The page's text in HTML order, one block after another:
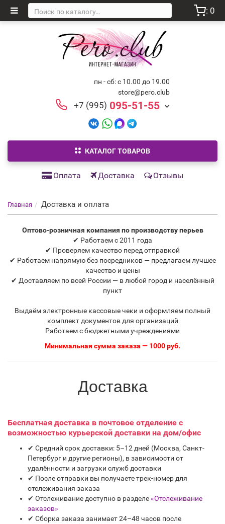
: 0
пн - сб: с 10.00 до 19.00
store@pero.club
+7 (995) 095-51-55
КАТАЛОГ ТОВАРОВ
Оплата Доставка Отзывы
Главная Доставка и оплата
Оптово-розничная компания по производству перьев
✔ Работаем с 2011 года
✔ Проверяем качество перед отправкой
✔ Работаем напрямую без посредников — предлагаем лучшее
качество и цены
✔ Доставляем по всей России — в любой город и населённый
пункт
Выдаём электронные кассовые чеки и оформляем полный
комплект документов для организаций
Работаем с бюджетными учреждениями
Минимальная сумма заказа — 1000 руб.
Доставка
Бесплатная доставка в почтовое отделение с
возможностью курьерской доставки на дом/офис
✔ Средний срок доставки: 5–12 дней (Москва, Санкт-
Петербург и другие регионы), в зависимости от
удалённости и загрузки служб доставки
✔ После отправки вы получаете трек-номер для
отслеживания заказа
✔ Отслеживание доступно в разделе«Отслеживание
заказов»
✔ Сборка заказа занимает 24–48 часов после